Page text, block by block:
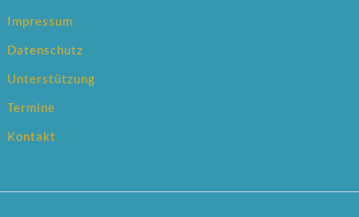
Impressum
Datenschutz
Unterstützung
Termine
Kontakt